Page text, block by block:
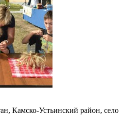
Камско-Устьинский район, село